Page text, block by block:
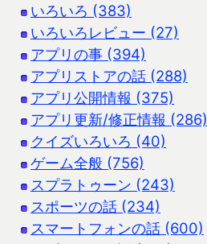
いろいろ (383)
いろいろレビュー (27)
アプリの事 (394)
アプリストアの話 (288)
アプリ公開情報 (375)
アプリ更新/修正情報 (286)
クイズいろいろ (40)
ゲーム全般 (756)
スプラトゥーン (243)
スポーツの話 (234)
スマートフォンの話 (600)